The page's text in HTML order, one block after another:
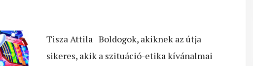
Tisza Attila Boldogok, akiknek az útja
sikeres, akik a szituáció-etika kívánalmai